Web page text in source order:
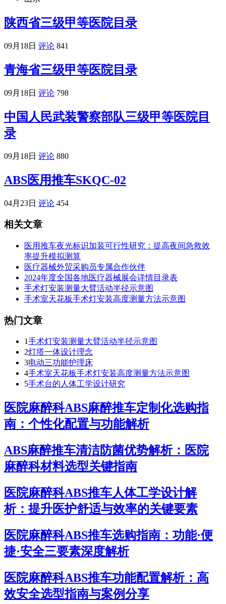
陕西省三级甲等医院目录
09月18日 评论 841
青海省三级甲等医院目录
09月18日 评论 798
中国人民武装警察部队三级甲等医院目
录
09月18日 评论 880
ABS医用推车SKQC-02
04月23日 评论 454
相关文章
医用推车夜光标识加装可行性研究：提高夜间急救效
率提升模拟测算
医疗器械外贸采购员专属合作伙伴
2024年度全国各地医疗器械展会详情目录表
手术灯安装测量大臂活动半径示意图
手术室天花板手术灯安装高度测量方法示意图
热门文章
1手术灯安装测量大臂活动半径示意图
2灯塔一体设计理念
3电动三功能护理床
4手术室天花板手术灯安装高度测量方法示意图
5手术台的人体工学设计研究
医院麻醉科ABS麻醉推车定制化选购指
南：个性化配置与功能解析
ABS麻醉推车清洁防菌优势解析：医院
麻醉科材料选型关键指南
医院麻醉科ABS推车人体工学设计解
析：提升医护舒适与效率的关键要素
医院麻醉科ABS推车选购指南：功能·便
捷·安全三要素深度解析
医院麻醉科ABS推车功能配置解析：高
效安全选型指南与案例分享